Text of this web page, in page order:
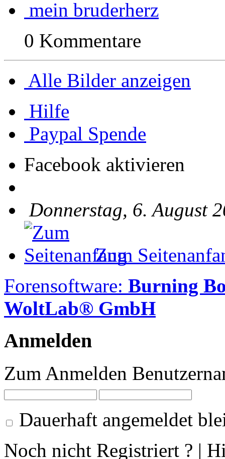
mein bruderherz
0 Kommentare
Alle Bilder anzeigen
Hilfe
Paypal Spende
Facebook aktivieren
Donnerstag, 6. August
Zum
Forensoftware: Burning
WoltLab® GmbH
Anmelden
Zum Anmelden
Dauerhaft angemeldet
Noch nicht Registriert ? |